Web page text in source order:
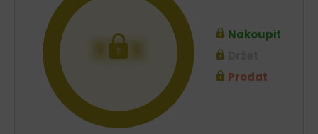
XXX
Nakoupit
Prodat